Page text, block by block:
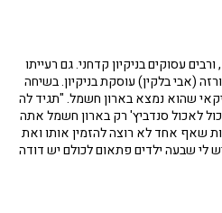
עסוקים בניקיון קדחני. גם רעייתו
(אבי בלקין) עוסקת בניקיון. בשיחה
שהוא נמצא בארון חשמל. "תגיד לה
לאכול סנדביץ' רק בארון חשמל אתה
שאף אחד לא רוצה להזמין אותו ואת
לי שבעה ילדים פתאום לכולם יש דודה